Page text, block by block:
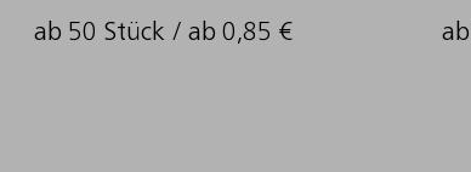
ab 50 Stück / ab 0,85 €